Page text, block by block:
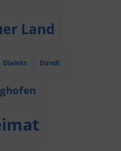
Land
Dialekt Dirndl